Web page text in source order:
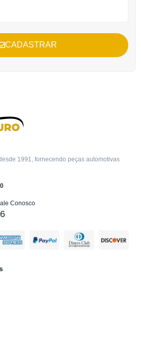
CADASTRAR
1991, fornecendo peças automotivas
Conosco